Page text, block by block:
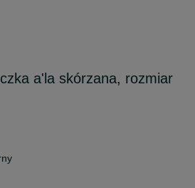
a'la skórzana, rozmiar